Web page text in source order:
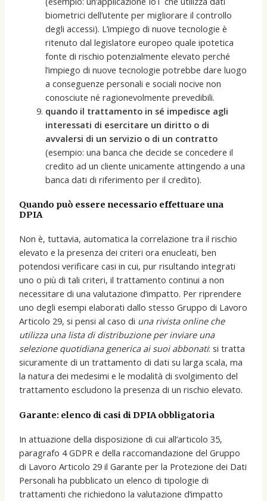
biometrici dell’utente per migliorare il controllo
degli accessi). L’impiego di nuove tecnologie è
ritenuto dal legislatore europeo quale ipotetica
fonte di rischio potenzialmente elevato perché
l’impiego di nuove tecnologie potrebbe dare luogo
a conseguenze personali e sociali nocive non
conosciute né ragionevolmente prevedibili.
quando il trattamento in sé impedisce agli
interessati di esercitare un diritto o di
avvalersi di un servizio o di un contratto
(esempio: una banca che decide se concedere il
credito ad un cliente unicamente attingendo a una
banca dati di riferimento per il credito).
Quando può essere necessario effettuare una
DPIA
Non è, tuttavia, automatica la correlazione tra il rischio
elevato e la presenza dei criteri ora enucleati, ben
potendosi verificare casi in cui, pur risultando integrati
uno o più di tali criteri, il trattamento continui a non
necessitare di una valutazione d’impatto. Per riprendere
uno degli esempi elaborati dallo stesso Gruppo di Lavoro
Articolo 29, si pensi al caso di una rivista online che
utilizza una lista di distribuzione per inviare una
selezione quotidiana generica ai suoi abbonati: si tratta
sicuramente di un trattamento di dati su larga scala, ma
la natura dei medesimi e le modalità di svolgimento del
trattamento escludono la presenza di un rischio elevato.
Garante: elenco di casi di DPIA obbligatoria
In attuazione della disposizione di cui all’articolo 35,
paragrafo 4 GDPR e della raccomandazione del Gruppo
di Lavoro Articolo 29 il Garante per la Protezione dei Dati
Personali ha pubblicato un elenco di tipologie di
trattamenti che richiedono la valutazione d’impatto